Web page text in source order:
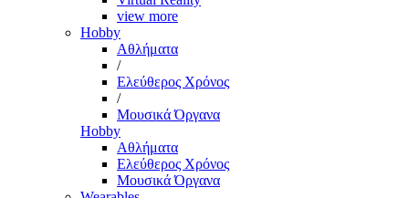
view more
Hobby
Αθλήματα
/
Ελεύθερος Χρόνος
/
Μουσικά Όργανα
Hobby
Αθλήματα
Ελεύθερος Χρόνος
Μουσικά Όργανα